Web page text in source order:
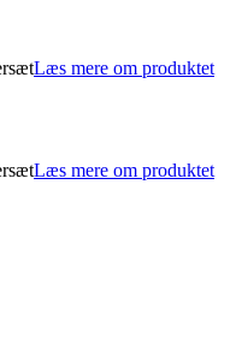
Læs mere om produktet
Læs mere om produktet